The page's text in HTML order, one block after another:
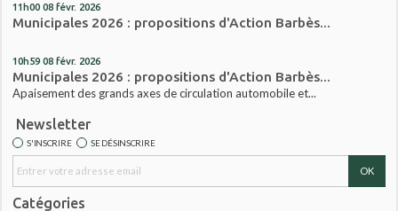
11h00 08 févr. 2026
Municipales 2026 : propositions d'Action Barbès...
10h59 08 févr. 2026
Municipales 2026 : propositions d'Action Barbès...
Apaisement des grands axes de circulation automobile et...
Newsletter
S'INSCRIRE SE DÉSINSCRIRE
Catégories